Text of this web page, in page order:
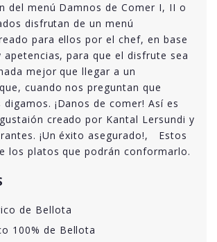
del menú Damnos de Comer I, II o
disfrutan de un menú
para ellos por el chef, en base
apetencias, para que el disfrute sea
mejor que llegar a un
cuando nos preguntan que
¡Danos de comer! Así es
creado por Kantal Lersundi y
¡Un éxito asegurado!, Estos
los platos que podrán conformarlo.
de Bellota
100% de Bellota